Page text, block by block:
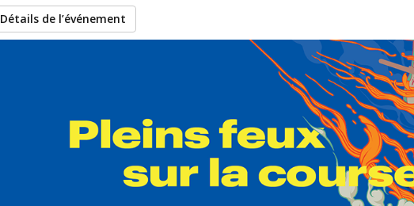
Détails de l’événement
Course des pompiers de